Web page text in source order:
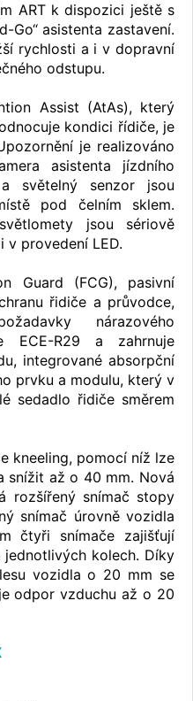
ART k dispozici ještě s
Go“ asistenta zastavení.
rychlosti a i v dopravní
odstupu.
Assist (AtAs), který
kondici řídiče, je
je realizováno
asistenta jízdního
světelný senzor jsou
pod čelním sklem.
jsou sériově
v provedení LED.
Guard (FCG), pasivní
řidiče a průvodce,
nárazového
ECE-R29 a zahrnuje
integrované absorpční
prvku a modulu, který v
sedadlo řidiče směrem
kneeling, pomocí níž lze
snížit až o 40 mm. Nová
rozšířený snímač stopy
snímač úrovně vozidla
čtyři snímače zajišťují
jednotlivých kolech. Díky
vozidla o 20 mm se
odpor vzduchu až o 20